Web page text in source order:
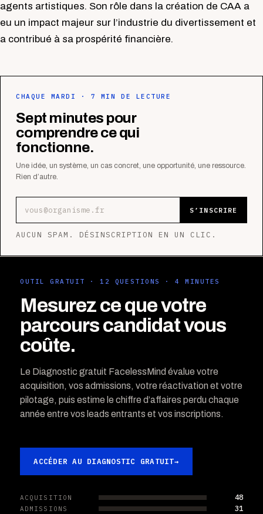
agents artistiques. Son rôle dans la création de CAA a
eu un impact majeur sur l’industrie du divertissement et
a contribué à sa prospérité financière.
CHAQUE MARDI · 7 MIN DE LECTURE
Sept minutes pour
comprendre ce qui
fonctionne.
Une idée, un système, un cas concret, une opportunité, une ressource.
Rien d’autre.
S’INSCRIRE
AUCUN SPAM. DÉSINSCRIPTION EN UN CLIC.
OUTIL GRATUIT · 12 QUESTIONS · 4 MINUTES
Mesurez ce que votre
parcours candidat vous
coûte.
Le Diagnostic gratuit FacelessMind évalue votre
acquisition, vos admissions, votre réactivation et votre
pilotage, puis estime le chiffre d’affaires perdu chaque
année entre vos leads entrants et vos inscriptions.
ACCÉDER AU DIAGNOSTIC GRATUIT→
ACQUISITION 48
ADMISSIONS 31